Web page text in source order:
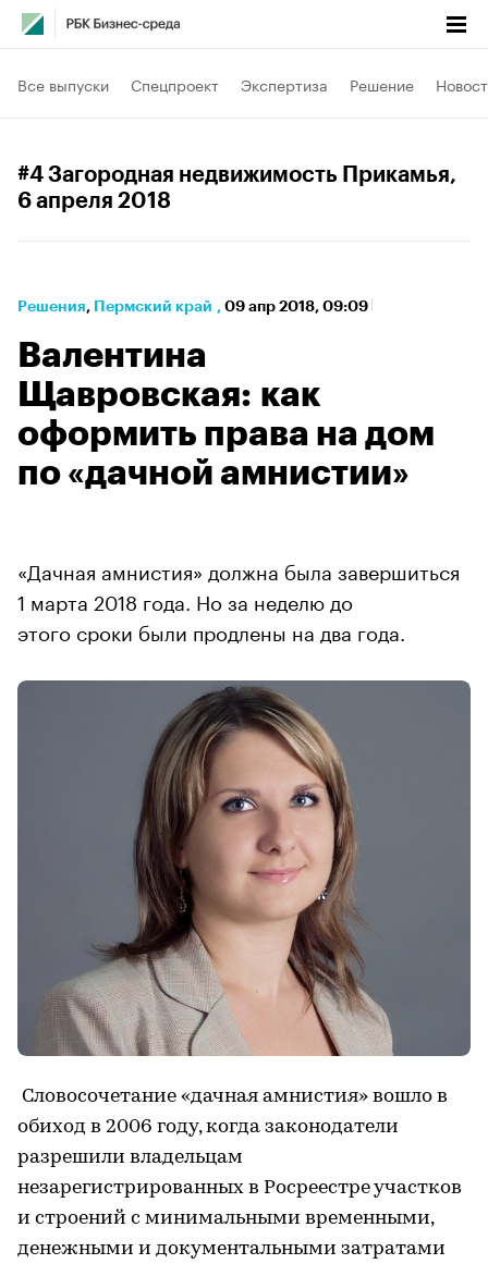
Все выпуски Спецпроект Экспертиза Решение
#4 Загородная недвижимость Прикамья,
6 апреля 2018
Решения⁠, Пермский край , 09 апр 2018, 09:09
Валентина
Щавровская: как
оформить права на дом
по «дачной амнистии»
«Дачная амнистия» должна была завершиться
1 марта 2018 года. Но за неделю до
этого сроки были продлены на два года.
Словосочетание «дачная амнистия» вошло в
обиход в 2006 году, когда законодатели
разрешили владельцам
незарегистрированных в Росреестре участков
и строений с минимальными временными,
денежными и документальными затратами